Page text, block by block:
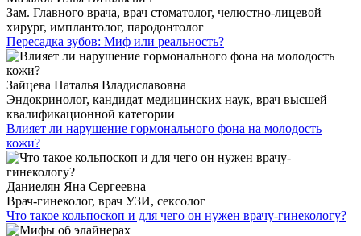
Зам. Главного врача, врач стоматолог, челюстно-лицевой
хирург, имплантолог, пародонтолог
Пересадка зубов: Миф или реальность?
Зайцева Наталья Владиславовна
Эндокринолог, кандидат медицинских наук, врач высшей
квалификационной категории
Влияет ли нарушение гормонального фона на молодость
кожи?
Даниелян Яна Сергеевна
Врач-гинеколог, врач УЗИ, сексолог
Что такое кольпоскоп и для чего он нужен врачу-гинекологу?